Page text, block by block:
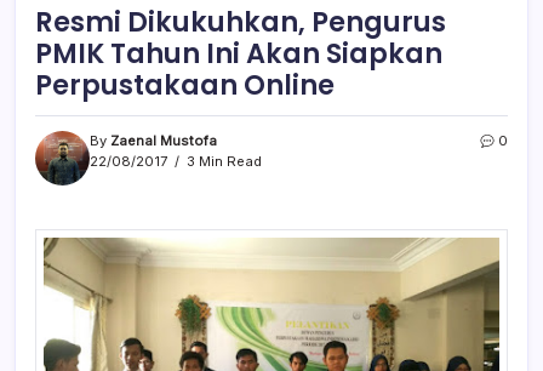
Resmi Dikukuhkan, Pengurus
PMIK Tahun Ini Akan Siapkan
Perpustakaan Online
By Zaenal Mustofa
22/08/2017
3 Min Read
0